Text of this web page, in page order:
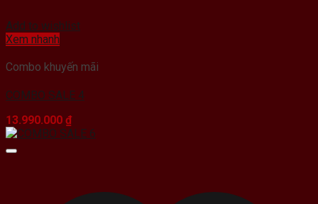
Add to wishlist
Xem nhanh
Combo khuyến mãi
COMBO SALE 4
13.990.000 ₫